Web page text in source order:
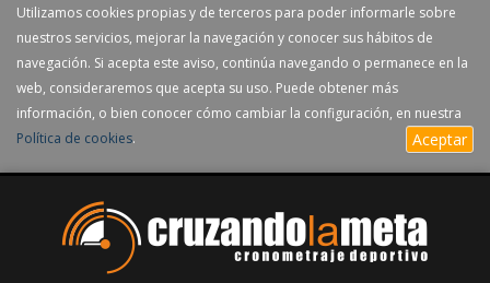
Utilizamos cookies propias y de terceros para poder informarle sobre
nuestros servicios, mejorar la navegación y conocer sus hábitos de
navegación. Si acepta este aviso, continúa navegando o permanece en la
web, consideraremos que acepta su uso. Puede obtener más
información, o bien conocer cómo cambiar la configuración, en nuestra
Política de cookies. Aceptar